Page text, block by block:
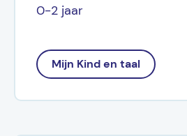
0-2 jaar
Mijn Kind en taal